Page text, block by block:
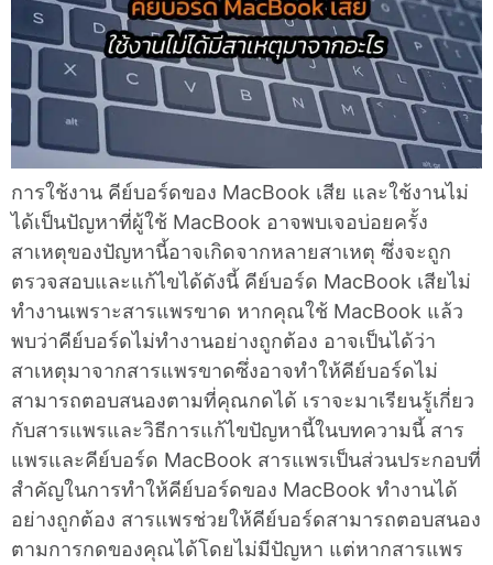
การใช้งาน คีย์บอร์ดของ MacBook เสีย และใช้งานไม่
ได้เป็นปัญหาที่ผู้ใช้ MacBook อาจพบเจอบ่อยครั้ง
สาเหตุของปัญหานี้อาจเกิดจากหลายสาเหตุ ซึ่งจะถูก
ตรวจสอบและแก้ไขได้ดังนี้ คีย์บอร์ด MacBook เสียไม่
ทำงานเพราะสารแพรขาด หากคุณใช้ MacBook แล้ว
พบว่าคีย์บอร์ดไม่ทำงานอย่างถูกต้อง อาจเป็นได้ว่า
สาเหตุมาจากสารแพรขาดซึ่งอาจทำให้คีย์บอร์ดไม่
สามารถตอบสนองตามที่คุณกดได้ เราจะมาเรียนรู้เกี่ยว
กับสารแพรและวิธีการแก้ไขปัญหานี้ในบทความนี้ สาร
แพรและคีย์บอร์ด MacBook สารแพรเป็นส่วนประกอบที่
สำคัญในการทำให้คีย์บอร์ดของ MacBook ทำงานได้
อย่างถูกต้อง สารแพรช่วยให้คีย์บอร์ดสามารถตอบสนอง
ตามการกดของคุณได้โดยไม่มีปัญหา แต่หากสารแพร